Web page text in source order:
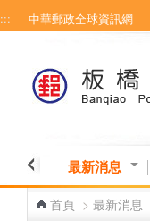
跳到主要內容區塊
::: 中華郵政全球資訊網
最新消息
首頁 > 最新消息